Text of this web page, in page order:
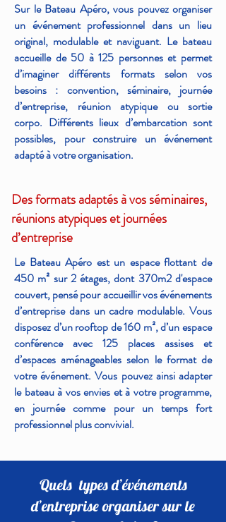
Sur le Bateau Apéro, vous pouvez organiser
un événement professionnel dans un lieu
original, modulable et naviguant. Le bateau
accueille de 50 à 125 personnes et permet
d’imaginer différents formats selon vos
besoins : convention, séminaire, journée
d’entreprise, réunion atypique ou sortie
corpo. Différents lieux d’embarcation sont
possibles, pour construire un événement
adapté à votre organisation.
Des formats adaptés à vos séminaires,
réunions atypiques et journées
d’entreprise
Le Bateau Apéro est un espace flottant de
450 m² sur 2 étages, dont 370m2 d'espace
couvert, pensé pour accueillir vos événements
d’entreprise dans un cadre modulable. Vous
disposez d’un rooftop de 160 m², d’un espace
conférence avec 125 places assises et
d’espaces aménageables selon le format de
votre événement. Vous pouvez ainsi adapter
le bateau à vos envies et à votre programme,
en journée comme pour un temps fort
professionnel plus convivial.
Quels types d’événements
d’entrepriseorganiser sur le